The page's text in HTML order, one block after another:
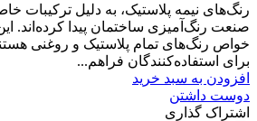
رنگ‌های نیمه پلاستیک، به دلیل ترکیبات
صنعت رنگ‌آمیزی ساختمان پیدا کرده‌اند.
خواص رنگ‌های تمام پلاستیک و روغنی
برای استفاده‌کنندگان فراهم...
افزودن به سبد خرید
دوست داشتن
اشتراک گذاری